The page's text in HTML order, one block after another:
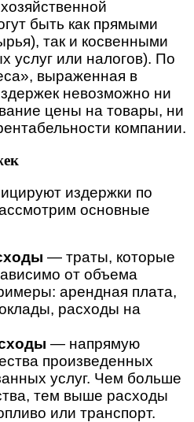
быть как прямыми
так и косвенными
услуг или налогов). По
выраженная в
невозможно ни
цены на товары, ни
компании.
издержки по
основные
— траты, которые
от объема
арендная плата,
расходы на
— напрямую
произведенных
услуг. Чем больше
тем выше расходы
или транспорт.